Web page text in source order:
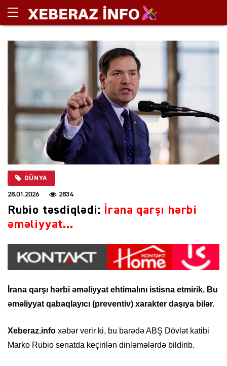
DÜNYA
28.01.2026 2834
Rubio təsdiqlədi: İrana qarşı hərbi
əməliyyat…
İrana qarşı hərbi əməliyyat ehtimalını istisna etmirik. Bu
əməliyyat qabaqlayıcı (preventiv) xarakter daşıya bilər.
Xeberaz.info xəbər verir ki, bu barədə ABŞ Dövlət katibi
Marko Rubio senatda keçirilən dinləmələrdə bildirib.